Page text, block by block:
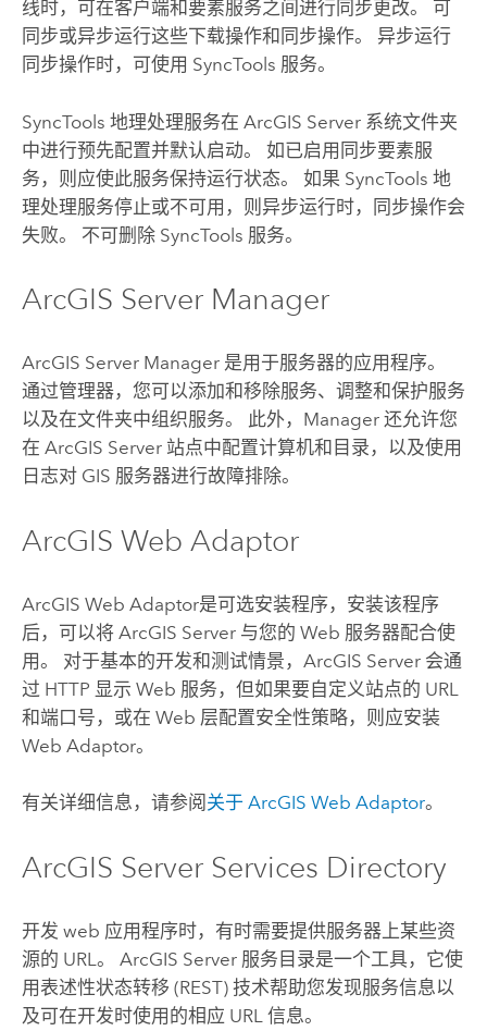
线时，可在客户端和要素服务之间进行同步更改。 可
同步或异步运行这些下载操作和同步操作。 异步运行
同步操作时，可使用 SyncTools 服务。
SyncTools 地理处理服务在 ArcGIS Server系统文件夹
中进行预先配置并默认启动。 如已启用同步要素服
务，则应使此服务保持运行状态。 如果 SyncTools 地
理处理服务停止或不可用，则异步运行时，同步操作会
失败。 不可删除 SyncTools 服务。
ArcGIS Server Manager
ArcGIS Server Manager 是用于服务器的应用程序。
通过管理器，您可以添加和移除服务、调整和保护服务
以及在文件夹中组织服务。 此外，Manager 还允许您
在 ArcGIS Server站点中配置计算机和目录，以及使用
日志对 GIS 服务器进行故障排除。
ArcGIS Web Adaptor
ArcGIS Web Adaptor是可选安装程序，安装该程序
后，可以将 ArcGIS Server与您的 Web 服务器配合使
用。 对于基本的开发和测试情景， ArcGIS Server会通
过 HTTP 显示 Web 服务，但如果要自定义站点的 URL
和端口号，或在 Web 层配置安全性策略，则应安装
Web Adaptor。
有关详细信息，请参阅 关于 ArcGIS Web Adaptor。
ArcGIS Server Services Directory
开发 web 应用程序时，有时需要提供服务器上某些资
源的 URL。 ArcGIS Server 服务目录是一个工具，它使
用表述性状态转移 (REST) 技术帮助您发现服务信息以
及可在开发时使用的相应 URL 信息。